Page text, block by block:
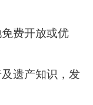
费开放或优
遗产知识，发